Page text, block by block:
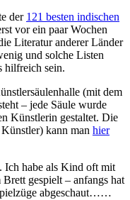
der 121 besten indischen
vor ein paar Wochen
Literatur anderer Länder
und solche Listen
hilfreich sein.
(mit dem
– jede Säule wurde
Künstlerin gestaltet. Die
kann man hier
Ich habe als Kind oft mit
gespielt – anfangs hat
abgeschaut……